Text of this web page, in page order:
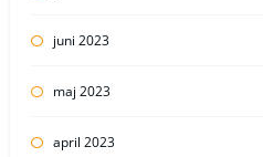
juni 2023
maj 2023
april 2023